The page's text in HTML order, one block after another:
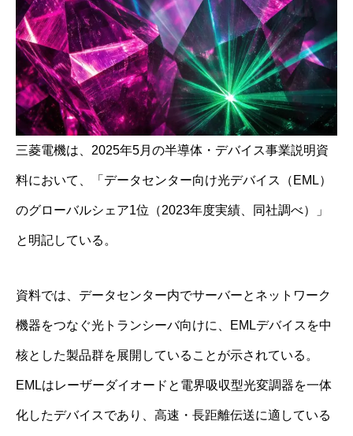
三菱電機は、2025年5月の半導体・デバイス事業説明資
料において、「データセンター向け光デバイス（EML）
のグローバルシェア1位（2023年度実績、同社調べ）」
と明記している。
資料では、データセンター内でサーバーとネットワーク
機器をつなぐ光トランシーバ向けに、EMLデバイスを中
核とした製品群を展開していることが示されている。
EMLはレーザーダイオードと電界吸収型光変調器を一体
化したデバイスであり、高速・長距離伝送に適している